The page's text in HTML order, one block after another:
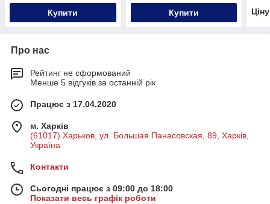
Купити Купити
Про нас
Рейтинг не сформований
Менше 5 відгуків за останній рік
Працює з 17.04.2020
м. Харків
(61017) Харьков, ул. Большая Панасовская, 89, Харків,
Україна
Контакти
Сьогодні працює з 09:00 до 18:00
Показати весь графік роботи